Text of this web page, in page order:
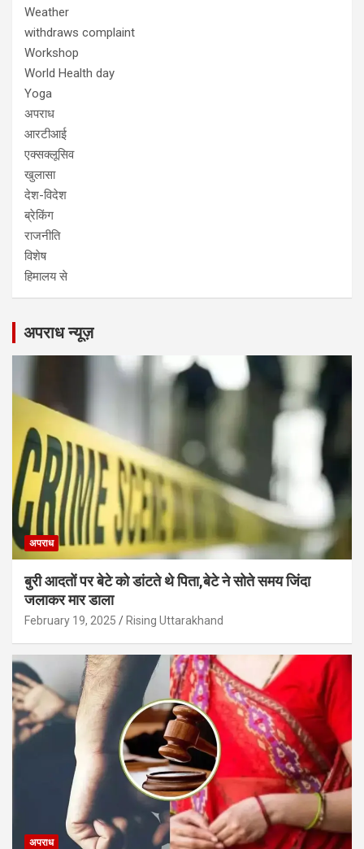
Weather
withdraws complaint
Workshop
World Health day
Yoga
अपराध
आरटीआई
एक्सक्लूसिव
खुलासा
देश-विदेश
ब्रेकिंग
राजनीति
विशेष
हिमालय से
अपराध न्यूज़
अपराध
बुरी आदतों पर बेटे को डांटते थे पिता,बेटे ने सोते समय जिंदा
जलाकर मार डाला
February 19, 2025 Rising Uttarakhand
अपराध